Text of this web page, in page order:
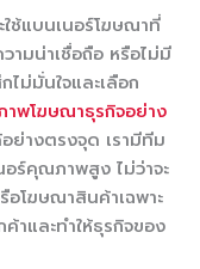
ช้แบนเนอร์โฆษณาที่
ามน่าเชื่อถือ หรือไม่มี
ม่มั่นใจและเลือก
พโฆษณาธุรกิจอย่าง
ย่างตรงจุด เรามีทีม
ร์คุณภาพสูง ไม่ว่าจะ
อโฆษณาสินค้าเฉพาะ
าและทำให้ธุรกิจของ